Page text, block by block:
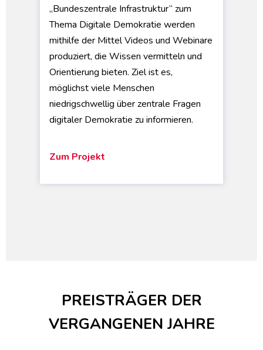
„Bundeszentrale Infrastruktur“ zum
Thema Digitale Demokratie werden
mithilfe der Mittel Videos und Webinare
produziert, die Wissen vermitteln und
Orientierung bieten. Ziel ist es,
möglichst viele Menschen
niedrigschwellig über zentrale Fragen
digitaler Demokratie zu informieren.
Zum Projekt
PREISTRÄGER DER
VERGANGENEN JAHRE